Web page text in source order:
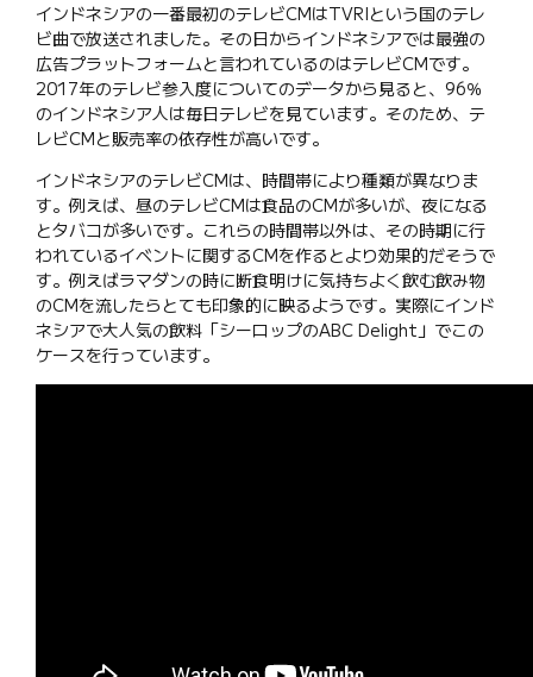
インドネシアの一番最初のテレビCMはTVRIという国のテレ
ビ曲で放送されました。その日からインドネシアでは最強の
広告プラットフォームと言われているのはテレビCMです。
2017年のテレビ参入度についてのデータから見ると、96％
のインドネシア人は毎日テレビを見ています。そのため、テ
レビCMと販売率の依存性が高いです。
インドネシアのテレビCMは、時間帯により種類が異なりま
す。例えば、昼のテレビCMは食品のCMが多いが、夜になる
とタバコが多いです。これらの時間帯以外は、その時期に行
われているイベントに関するCMを作るとより効果的だそうで
す。例えばラマダンの時に断食明けに気持ちよく飲む飲み物
のCMを流したらとても印象的に映るようです。実際にインド
ネシアで大人気の飲料「シーロップのABC Delight」でこの
ケースを行っています。